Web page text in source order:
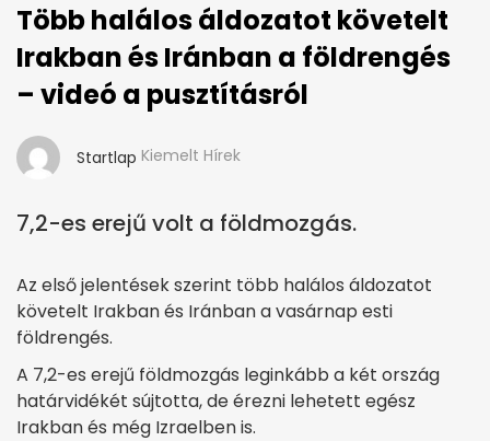
Több halálos áldozatot követelt
Irakban és Iránban a földrengés
– videó a pusztításról
Startlap Kiemelt Hírek
7,2-es erejű volt a földmozgás.
Az első jelentések szerint több halálos áldozatot
követelt Irakban és Iránban a vasárnap esti
földrengés.
A 7,2-es erejű földmozgás leginkább a két ország
határvidékét sújtotta, de érezni lehetett egész
Irakban és még Izraelben is.